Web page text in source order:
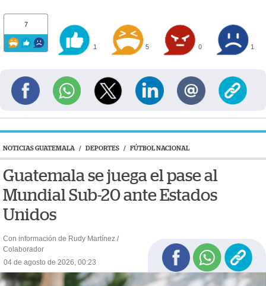
7
1 5 0 1
NOTICIAS GUATEMALA / DEPORTES / FÚTBOL NACIONAL
Guatemala se juega el pase al
Mundial Sub-20 ante Estados
Unidos
Con información de Rudy Martínez /
Colaborador
04 de agosto de 2026, 00:23